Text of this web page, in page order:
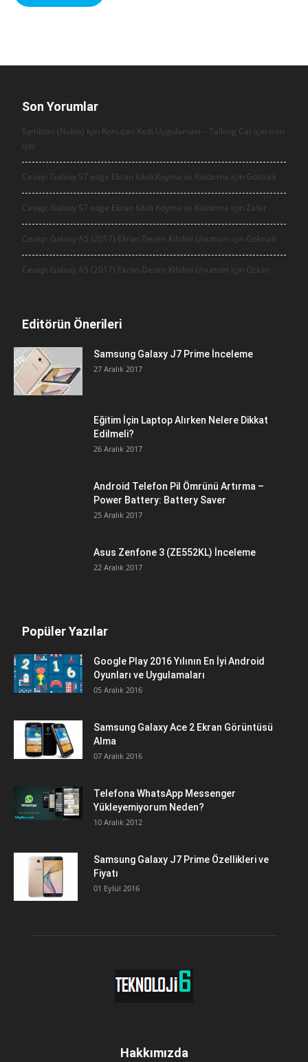
Son Yorumlar
Symbian (Nokia) İçin Konuşan Kedi Uygulaması – Talking Cat için isim
işte
Cevap: Galaxy S7 edge Ekran Kilidi Koyma ve Kaldırma için Göktürk
Cevap: Galaxy S7 edge Ekran Kilidi Koyma ve Kaldırma için Zafer
Cevap: Galaxy A5 (2017) Ekran Desen Kilidini Unuttum için Göktürk
Cevap: Galaxy A5 (2017) Ekran Desen Kilidini Unuttum için Özkan
Editörün Önerileri
Samsung Galaxy J7 Prime İnceleme
27 Aralık 2017
Eğitim İçin Laptop Alırken Nelere Dikkat
Edilmeli?
26 Aralık 2017
Android Telefon Pil Ömrünü Artırma –
Power Battery: Battery Saver
25 Aralık 2017
Asus Zenfone 3 (ZE552KL) İnceleme
22 Aralık 2017
Popüler Yazılar
Google Play 2016 Yılının En İyi Android
Oyunları ve Uygulamaları
05 Aralık 2016
Samsung Galaxy Ace 2 Ekran Görüntüsü
Alma
07 Aralık 2016
Telefona WhatsApp Messenger
Yükleyemiyorum Neden?
10 Aralık 2012
Samsung Galaxy J7 Prime Özellikleri ve
Fiyatı
01 Eylül 2016
Hakkımızda